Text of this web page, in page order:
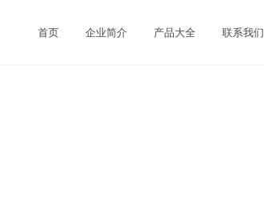
首页 企业简介 产品大全 联系我们